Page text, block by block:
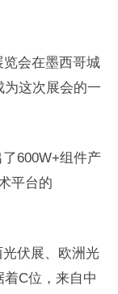
览会在墨西哥城
为这次展会的一
600W+组件产
平台的
伏展、欧洲光
C位，来自中